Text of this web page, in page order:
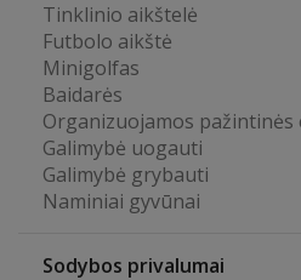
Tinklinio aikštelė
Futbolo aikštė
Minigolfas
Baidarės
Organizuojamos pažintinės
Galimybė uogauti
Galimybė grybauti
Naminiai gyvūnai
Sodybos privalumai